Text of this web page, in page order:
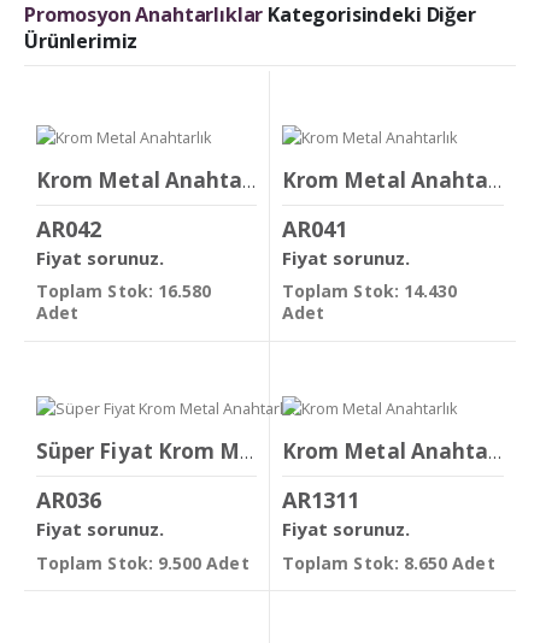
Promosyon Anahtarlıklar Kategorisindeki Diğer
Ürünlerimiz
Krom Metal Anahtarlık
AR042
Fiyat sorunuz.
Toplam Stok: 16.580
Adet
Krom Metal Anahtarlık
AR041
Fiyat sorunuz.
Toplam Stok: 14.430
Adet
Süper Fiyat Krom Metal Anahtarlık
AR036
Fiyat sorunuz.
Toplam Stok: 9.500 Adet
Krom Metal Anahtarlık
AR1311
Fiyat sorunuz.
Toplam Stok: 8.650 Adet